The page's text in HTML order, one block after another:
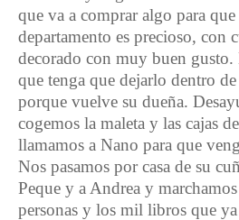
que va a comprar algo para
departamento es precioso, con
decorado con muy buen gusto.
que tenga que dejarlo dentro de
porque vuelve su dueña.
cogemos la maleta y las cajas
llamamos a Nano para que
Nos pasamos por casa de su
Peque y a Andrea y
personas y los mil libros que ya